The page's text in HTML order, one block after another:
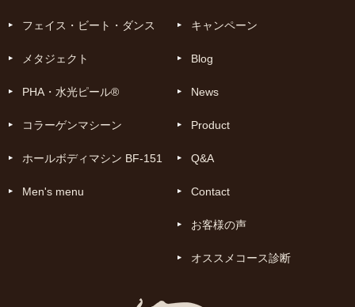
フェイス・ビート・ダンス
メタジェクト
PHA・水光ピール®
コラーゲンマシーン
ホールボディマシン BF-151
Men's menu
キャンペーン
Blog
News
Product
Q&A
Contact
お客様の声
オススメコース診断